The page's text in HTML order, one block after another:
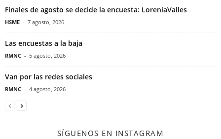
Finales de agosto se decide la encuesta: LoreniaValles
HSME - 7 agosto, 2026
Las encuestas a la baja
RMNC - 5 agosto, 2026
Van por las redes sociales
RMNC - 4 agosto, 2026
SÍGUENOS EN INSTAGRAM